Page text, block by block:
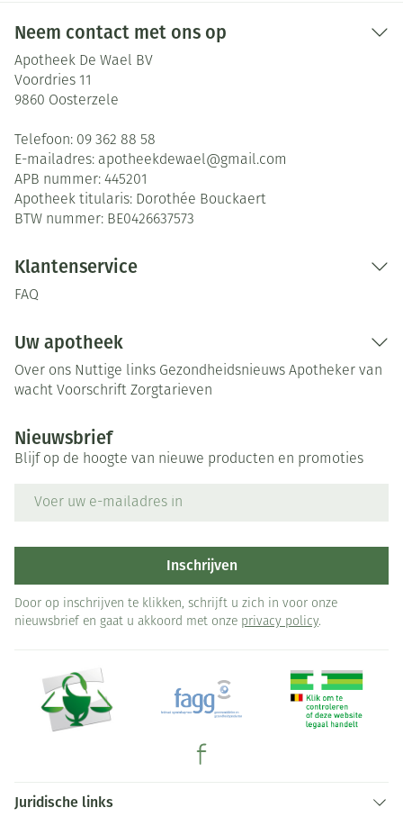
Neem contact met ons op
Apotheek De Wael BV
Voordries 11
9860 Oosterzele
Telefoon: 09 362 88 58
E-mailadres: apotheekdewael@gmail.com
APB nummer: 445201
Apotheek titularis: Dorothée Bouckaert
BTW nummer: BE0426637573
Klantenservice
FAQ
Uw apotheek
Over ons Nuttige links Gezondheidsnieuws Apotheker van
wacht Voorschrift Zorgtarieven
Nieuwsbrief
Blijf op de hoogte van nieuwe producten en promoties
Inschrijven
Door op inschrijven te klikken, schrijft u zich in voor onze
nieuwsbrief en gaat u akkoord met onze privacy policy.
Juridische links